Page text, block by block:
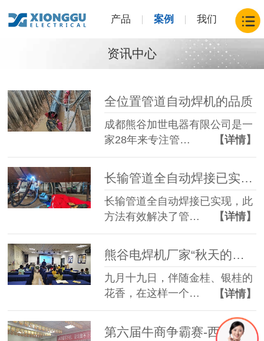
产品 案例 我们
资讯中心
全位置管道自动焊机的品质
成都熊谷加世电器有限公司是一
家28年来专注管…
【详情】
长输管道全自动焊接已实现了，那炼化工艺管道呢？
长输管道全自动焊接已实现，此
方法有效解决了管…
【详情】
熊谷电焊机厂家“秋天的第一堂国学课”开课啦
九月十九日，伴随金桂、银桂的
花香，在这样一个…
【详情】
第六届牛商争霸赛-西南联合办公启动会 熊谷公司全力以赴